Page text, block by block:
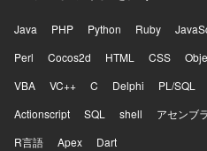
Java PHP Python Ruby
Perl
Cocos2d HTML CSS
VBA
VC++ C Delphi PL/SQL
Actionscript
SQL shell アセンブラ
R言語
Apex Dart